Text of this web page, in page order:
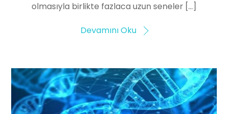
olmasıyla birlikte fazlaca uzun seneler […]
Devamını Oku